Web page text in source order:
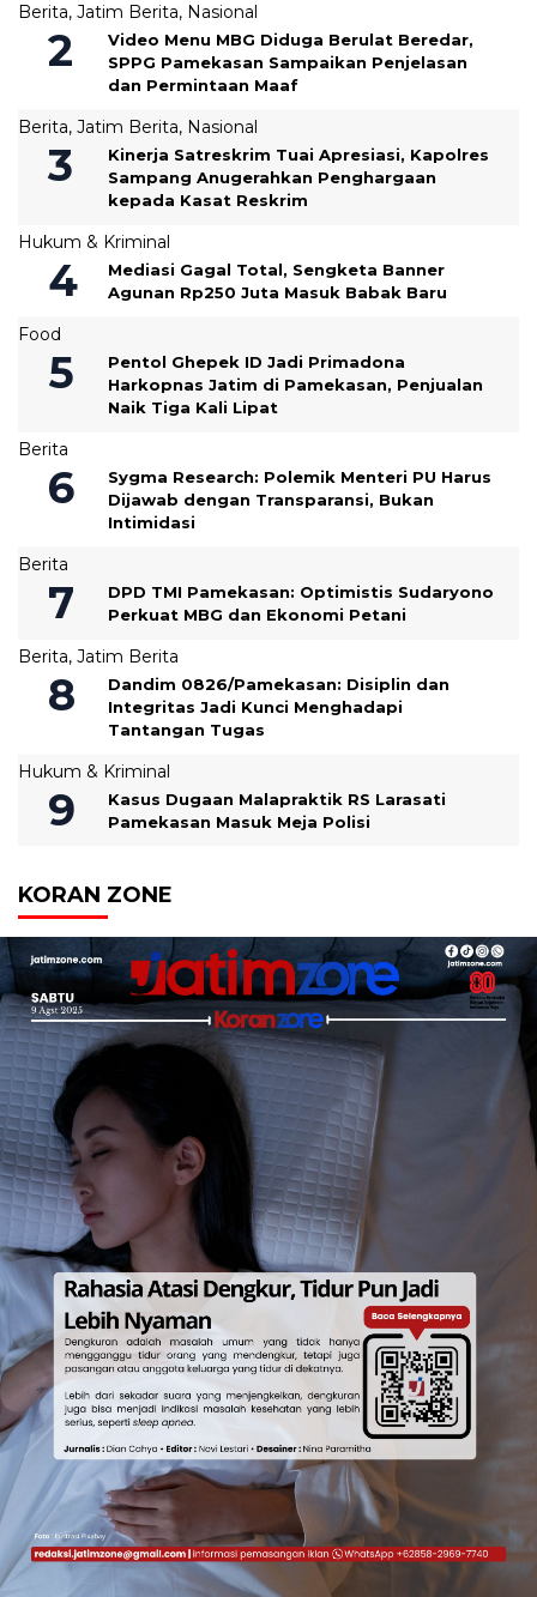
Berita, Jatim Berita, Nasional
‎Video Menu MBG Diduga Berulat Beredar,
SPPG Pamekasan Sampaikan Penjelasan
dan Permintaan Maaf
Berita, Jatim Berita, Nasional
Kinerja Satreskrim Tuai Apresiasi, Kapolres
Sampang Anugerahkan Penghargaan
kepada Kasat Reskrim
Hukum & Kriminal
Mediasi Gagal Total, Sengketa Banner
Agunan Rp250 Juta Masuk Babak Baru
Food
Pentol Ghepek ID Jadi Primadona
Harkopnas Jatim di Pamekasan, Penjualan
Naik Tiga Kali Lipat
Berita
Sygma Research: Polemik Menteri PU Harus
Dijawab dengan Transparansi, Bukan
Intimidasi
Berita
DPD TMI Pamekasan: Optimistis Sudaryono
Perkuat MBG dan Ekonomi Petani
Berita, Jatim Berita
‎Dandim 0826/Pamekasan: Disiplin dan
Integritas Jadi Kunci Menghadapi
Tantangan Tugas
Hukum & Kriminal
Kasus Dugaan Malapraktik RS Larasati
Pamekasan Masuk Meja Polisi
KORAN ZONE